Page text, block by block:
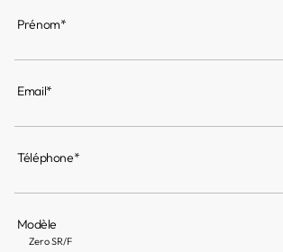
Prénom*
Email*
Téléphone*
Modèle